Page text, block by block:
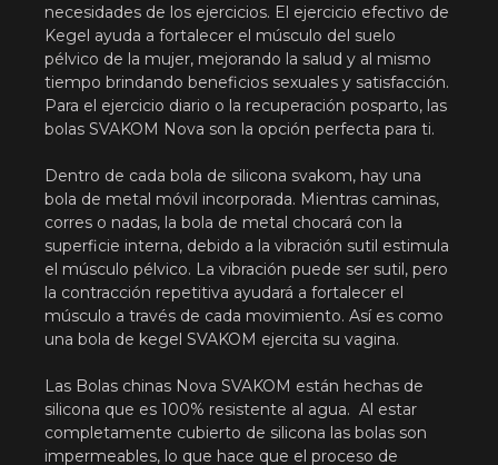
necesidades de los ejercicios. El ejercicio efectivo de
Kegel ayuda a fortalecer el músculo del suelo
pélvico de la mujer, mejorando la salud y al mismo
tiempo brindando beneficios sexuales y satisfacción.
Para el ejercicio diario o la recuperación posparto, las
bolas SVAKOM Nova son la opción perfecta para ti.
Dentro de cada bola de silicona svakom, hay una
bola de metal móvil incorporada. Mientras caminas,
corres o nadas, la bola de metal chocará con la
superficie interna, debido a la vibración sutil estimula
el músculo pélvico. La vibración puede ser sutil, pero
la contracción repetitiva ayudará a fortalecer el
músculo a través de cada movimiento. Así es como
una bola de kegel SVAKOM ejercita su vagina.
Las Bolas chinas Nova SVAKOM están hechas de
silicona que es 100% resistente al agua. Al estar
completamente cubierto de silicona las bolas son
impermeables, lo que hace que el proceso de